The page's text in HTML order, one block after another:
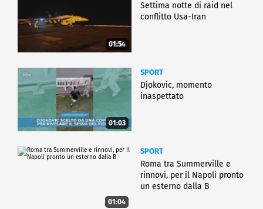
01:54
Settima notte di raid nel
conflitto Usa-Iran
01:03
SPORT
Djokovic, momento
inaspettato
01:04
SPORT
Roma tra Summerville e
rinnovi, per il Napoli pronto
un esterno dalla B